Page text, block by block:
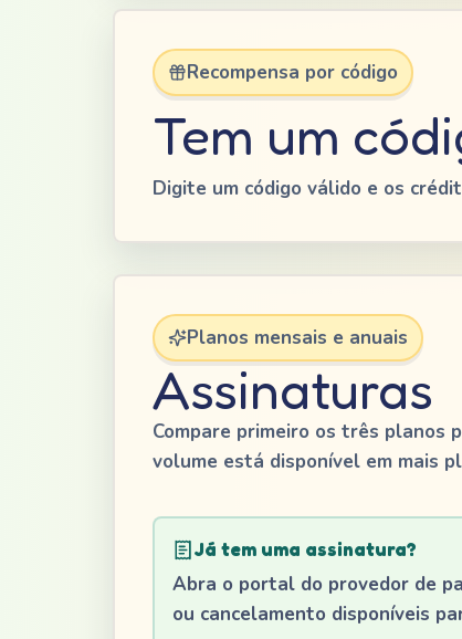
Recompensa por código
Tem um
Digite um código válido e os
Planos mensais e anuais
Assinaturas
Compare primeiro os três planos
volume está disponível em mais
Já tem uma assinatura?
Abra o portal do provedor de
ou cancelamento disponíveis